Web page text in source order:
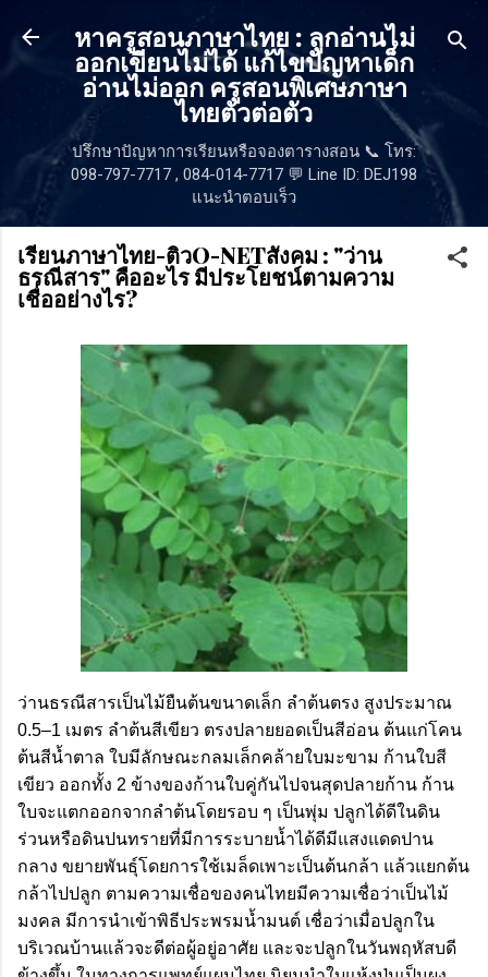
ข้ามไปที่เนื้อหาหลัก
หาครูสอนภาษาไทย : ลูกอ่านไม่
ออกเขียนไม่ได้ แก้ไขปัญหาเด็ก
อ่านไม่ออก ครูสอนพิเศษภาษา
ไทยตัวต่อตัว
ปรึกษาปัญหาการเรียนหรือจองตารางสอน 📞 โทร:
098-797-7717 , 084-014-7717 💬 Line ID: DEJ198
แนะนำตอบเร็ว
เรียนภาษาไทย-ติวO-NETสังคม : "ว่าน
ธรณีสาร" คืออะไร มีประโยชน์ตามความ
เชื่ออย่างไร?
ว่านธรณีสารเป็นไม้ยืนต้นขนาดเล็ก ลำต้นตรง สูงประมาณ
0.5–1 เมตร ลำต้นสีเขียว ตรงปลายยอดเป็นสีอ่อน ต้นแก่โคน
ต้นสีน้ำตาล ใบมีลักษณะกลมเล็กคล้ายใบมะขาม ก้านใบสี
เขียว ออกทั้ง 2 ข้างของก้านใบคู่กันไปจนสุดปลายก้าน ก้าน
ใบจะแตกออกจากลำต้นโดยรอบ ๆ เป็นพุ่ม ปลูกได้ดีในดิน
ร่วนหรือดินปนทรายที่มีการระบายน้ำได้ดีมีแสงแดดปาน
กลาง ขยายพันธุ์โดยการใช้เมล็ดเพาะเป็นต้นกล้า แล้วแยกต้น
กล้าไปปลูก ตามความเชื่อของคนไทยมีความเชื่อว่าเป็นไม้
มงคล มีการนำเข้าพิธีประพรมน้ำมนต์ เชื่อว่าเมื่อปลูกใน
บริเวณบ้านแล้วจะดีต่อผู้อยู่อาศัย และจะปลูกในวันพฤหัสบดี